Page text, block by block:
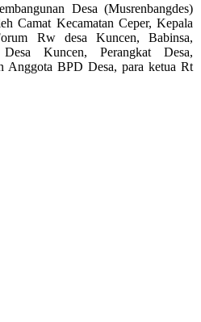
Desa (Musrenbangdes)
Camat Kecamatan Ceper, Kepala
Rw desa Kuncen, Babinsa,
Kuncen, Perangkat Desa,
Anggota BPD Desa, para ketua Rt